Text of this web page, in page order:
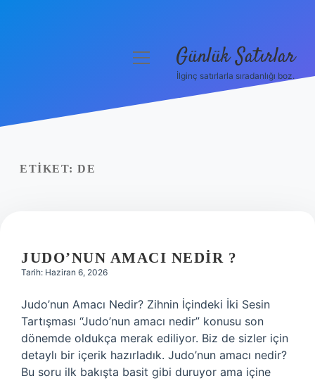
Yasal Uyarı
menüyü Günlük Satırlar
İlginç satırlarla sıradanlığı boz.
ETIKET: DE
JUDO’NUN AMACI NEDIR ?
Tarih: Haziran 6, 2026
Judo’nun Amacı Nedir? Zihnin İçindeki İki Sesin
Tartışması “Judo’nun amacı nedir” konusu son
dönemde oldukça merak ediliyor. Biz de sizler için
detaylı bir içerik hazırladık. Judo’nun amacı nedir?
Bu soru ilk bakışta basit gibi duruyor ama içine